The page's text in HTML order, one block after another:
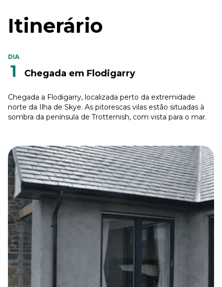
Itinerário
DIA
1 Chegada em Flodigarry
Chegada a Flodigarry, localizada perto da extremidade
norte da Ilha de Skye. As pitorescas vilas estão situadas à
sombra da península de Trotternish, com vista para o mar.